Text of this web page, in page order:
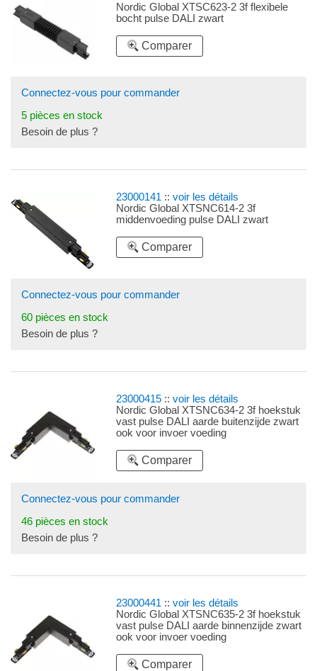
Nordic Global XTSC623-2 3f flexibele
bocht pulse DALI zwart
Comparer
Connectez-vous pour commander
5 pièces en stock
Besoin de plus ?
23000141 ::voir les détails
Nordic Global XTSNC614-2 3f
middenvoeding pulse DALI zwart
Comparer
Connectez-vous pour commander
60 pièces en stock
Besoin de plus ?
23000415 ::voir les détails
Nordic Global XTSNC634-2 3f hoekstuk
vast pulse DALI aarde buitenzijde zwart
ook voor invoer voeding
Comparer
Connectez-vous pour commander
46 pièces en stock
Besoin de plus ?
23000441 ::voir les détails
Nordic Global XTSNC635-2 3f hoekstuk
vast pulse DALI aarde binnenzijde zwart
ook voor invoer voeding
Comparer